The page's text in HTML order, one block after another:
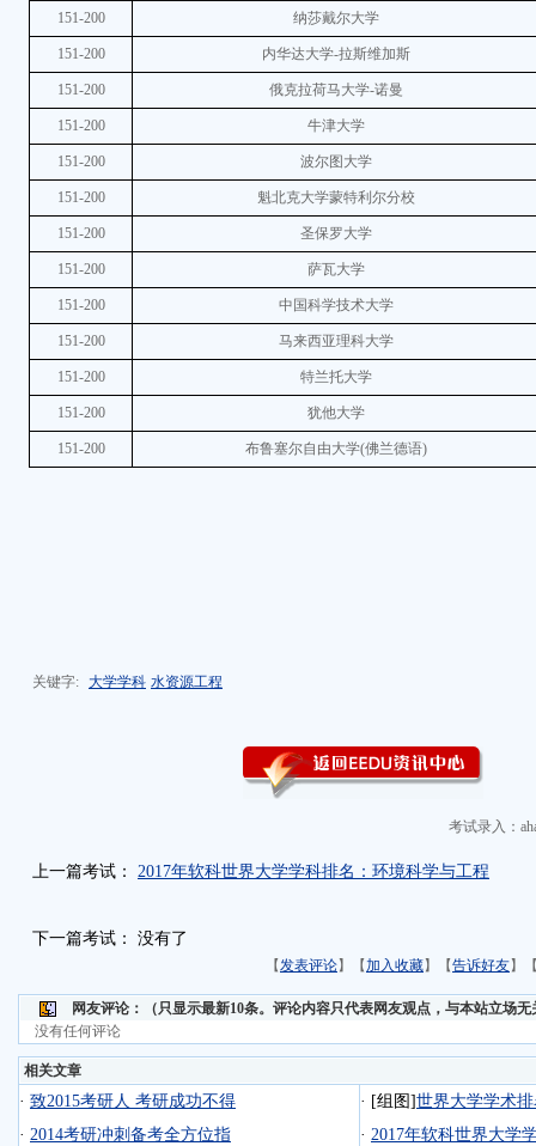
151-200 纳莎戴尔大学
151-200 内华达大学-拉斯维加斯
151-200 俄克拉荷马大学-诺曼
151-200 牛津大学
151-200 波尔图大学
151-200 魁北克大学蒙特利尔分校
151-200 圣保罗大学
151-200 萨瓦大学
151-200 中国科学技术大学
151-200 马来西亚理科大学
151-200 特兰托大学
151-200 犹他大学
151-200 布鲁塞尔自由大学(佛兰德语)
关键字: 大学学科 水资源工程
考试录入：
上一篇考试： 2017年软科世界大学学科排名：环境科学与工程
下一篇考试： 没有了
【发表评论】【加入收藏】【告诉好友】
网友评论：
（只显示最新10条。评论内容只代表网友观点，与本站立场无
没有任何评论
相关文章
· 致2015考研人 考研成功不得
· 2014考研冲刺备考全方位指
· [组图]世界大学学术
· 2017年软科世界大学